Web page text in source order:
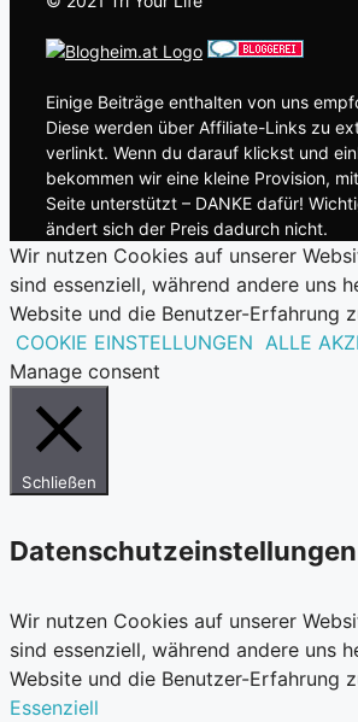
Einige Beiträge enthalten von uns
Diese werden über Affiliate-Links zu
verlinkt. Wenn du darauf klickst und
bekommen wir eine kleine Provision,
Seite unterstützt – DANKE dafür!
ändert sich der Preis dadurch nicht.
Wir nutzen Cookies auf unserer
sind essenziell, während andere uns
Website und die Benutzer-Erfahrung
COOKIE EINSTELLUNGEN ALLE
Manage consent
Schließen
Datenschutzeinstellungen
Wir nutzen Cookies auf unserer
sind essenziell, während andere uns
Website und die Benutzer-Erfahrung
Essenziell